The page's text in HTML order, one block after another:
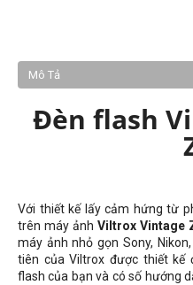
Mô Tả
Đèn flash
Với thiết kế lấy cảm hứng từ
trên máy ảnhViltrox Vintage
máy ảnh nhỏ gọn Sony,
tiên của Viltrox được thiết kế
flash của bạn và có số hướng